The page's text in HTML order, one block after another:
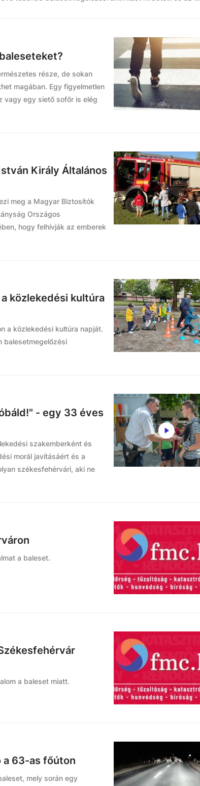
része, de sokan
magában. Egy figyelmetlen
vagy egy siető sofőr is elég
Király Általános
meg a Magyar Biztosítók
Országos
hogy felhívják az emberek
közlekedési kultúra
a közlekedési kultúra napját.
balesetmegelőzési
- egy 33 éves
szakemberként és
morál javításáért és a
székesfehérvári, aki ne
a baleset.
a baleset miatt.
a 63-as főúton
mely során egy